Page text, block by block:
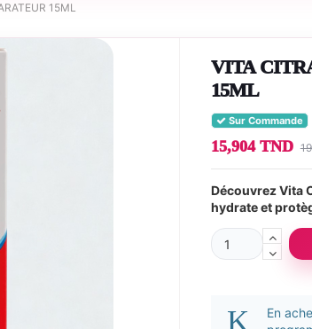
15ML
VITA
15ML
Sur Commande
15,904 TND
Découvrez Vita
hydrate et
En